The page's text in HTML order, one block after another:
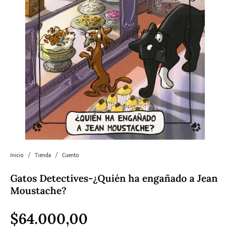
Historia Horror
Humor gráfico-
Comic
Literatura infantil
Literatura juvenil
Literatura
universal y Clásicos
Pedagogía
Política Sagas Salud y Bienestar Sin categorizar
Teatro Varios Young Adult
Inicio / Tienda / Cuento
Gatos Detectives-¿Quién ha engañado a Jean
Moustache?
$64.000,00